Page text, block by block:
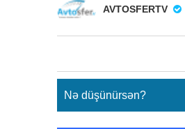
AVTOSFERTV
Nə düşünürsən?